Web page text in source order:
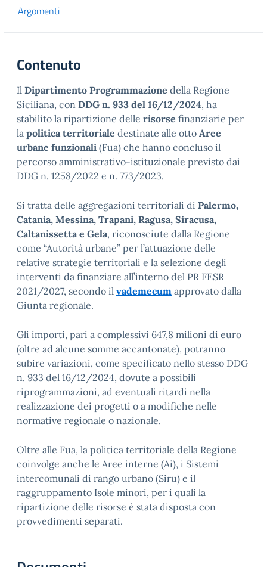
Argomenti
Contenuto
Il Dipartimento Programmazione della Regione
Siciliana, con DDG n. 933 del 16/12/2024, ha
stabilito la ripartizione delle risorse finanziarie per
la politica territoriale destinate alle otto Aree
urbane funzionali (Fua) che hanno concluso il
percorso amministrativo-istituzionale previsto dai
DDG n. 1258/2022 e n. 773/2023.
Si tratta delle aggregazioni territoriali di Palermo,
Catania, Messina, Trapani, Ragusa, Siracusa,
Caltanissetta e Gela, riconosciute dalla Regione
come “Autorità urbane” per l’attuazione delle
relative strategie territoriali e la selezione degli
interventi da finanziare all’interno del PR FESR
2021/2027, secondo il vademecum approvato dalla
Giunta regionale.
Gli importi, pari a complessivi 647,8 milioni di euro
(oltre ad alcune somme accantonate), potranno
subire variazioni, come specificato nello stesso DDG
n. 933 del 16/12/2024, dovute a possibili
riprogrammazioni, ad eventuali ritardi nella
realizzazione dei progetti o a modifiche nelle
normative regionale o nazionale.
Oltre alle Fua, la politica territoriale della Regione
coinvolge anche le Aree interne (Ai), i Sistemi
intercomunali di rango urbano (Siru) e il
raggruppamento Isole minori, per i quali la
ripartizione delle risorse è stata disposta con
provvedimenti separati.